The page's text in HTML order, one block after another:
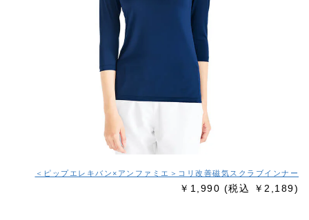
＜ピップエレキバン×アンファミエ＞コリ改善磁気スクラブインナー
￥1,990 (税込 ￥2,189)